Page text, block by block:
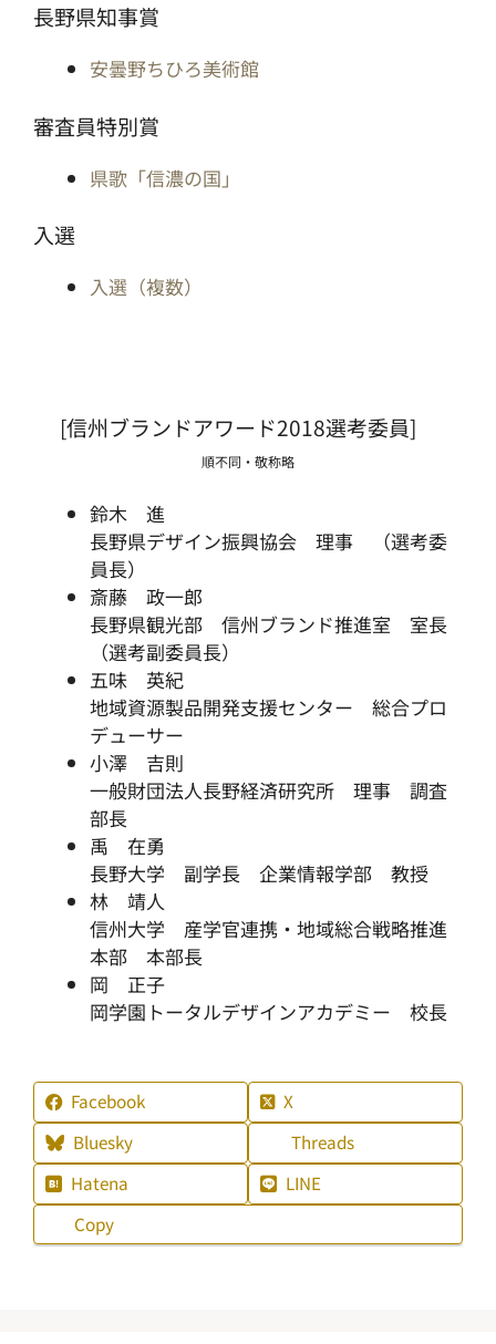
長野県知事賞
安曇野ちひろ美術館
審査員特別賞
県歌「信濃の国」
入選
入選（複数）
[信州ブランドアワード2018選考委員]
順不同・敬称略
鈴木 進
長野県デザイン振興協会 理事 （選考委
員長）
斎藤 政一郎
長野県観光部 信州ブランド推進室 室長
（選考副委員長）
五味 英紀
地域資源製品開発支援センター 総合プロ
デューサー
小澤 吉則
一般財団法人長野経済研究所 理事 調査
部長
禹 在勇
長野大学 副学長 企業情報学部 教授
林 靖人
信州大学 産学官連携・地域総合戦略推進
本部 本部長
岡 正子
岡学園トータルデザインアカデミー 校長
Facebook
X
Bluesky
Threads
Hatena
LINE
Copy